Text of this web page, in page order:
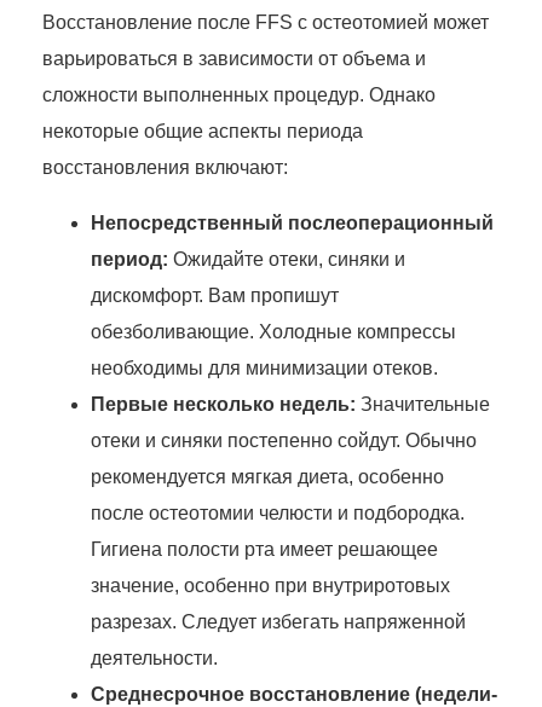
Восстановление после FFS с остеотомией может
варьироваться в зависимости от объема и
сложности выполненных процедур. Однако
некоторые общие аспекты периода
восстановления включают:
Непосредственный послеоперационный
период: Ожидайте отеки, синяки и
дискомфорт. Вам пропишут
обезболивающие. Холодные компрессы
необходимы для минимизации отеков.
Первые несколько недель: Значительные
отеки и синяки постепенно сойдут. Обычно
рекомендуется мягкая диета, особенно
после остеотомии челюсти и подбородка.
Гигиена полости рта имеет решающее
значение, особенно при внутриротовых
разрезах. Следует избегать напряженной
деятельности.
Среднесрочное восстановление (недели-